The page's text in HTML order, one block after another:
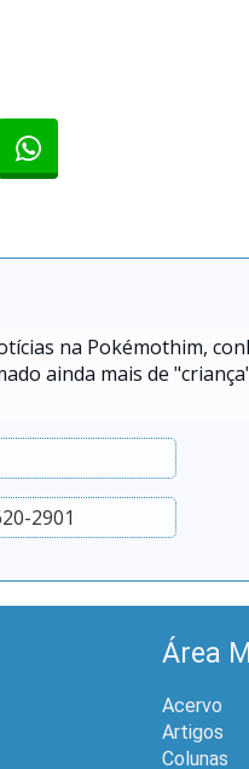
na Pokémothim,
ainda mais de
2901
Área
Acervo
Artigos
Colunas